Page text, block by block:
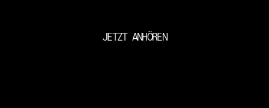
JETZT ANHÖREN